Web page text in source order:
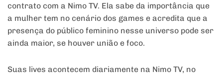
contrato com a Nimo TV. Ela sabe da importância que
a mulher tem no cenário dos games e acredita que a
presença do público feminino nesse universo pode ser
ainda maior, se houver união e foco.
Suas lives acontecem diariamente na Nimo TV, no